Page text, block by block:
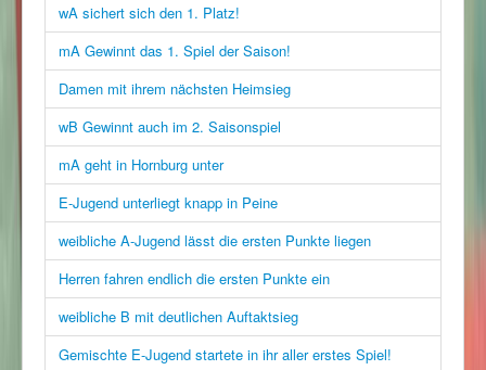
wA sichert sich den 1. Platz!
mA Gewinnt das 1. Spiel der Saison!
Damen mit ihrem nächsten Heimsieg
wB Gewinnt auch im 2. Saisonspiel
mA geht in Hornburg unter
E-Jugend unterliegt knapp in Peine
weibliche A-Jugend lässt die ersten Punkte liegen
Herren fahren endlich die ersten Punkte ein
weibliche B mit deutlichen Auftaktsieg
Gemischte E-Jugend startete in ihr aller erstes Spiel!